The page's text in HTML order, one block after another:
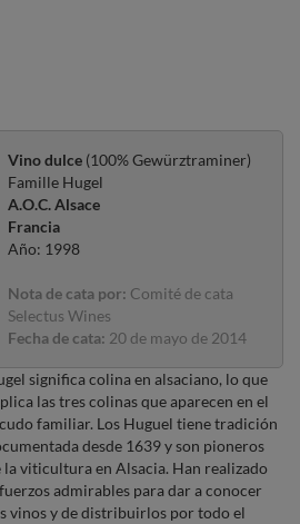
Vino dulce (100% Gewürztraminer)
Famille Hugel
A.O.C. Alsace
Francia
Año: 1998
Nota de cata por: Comité de cata
Selectus Wines
Fecha de cata: 20 de mayo de 2014
significa colina en alsaciano, lo que
las tres colinas que aparecen en el
familiar. Los Huguel tiene tradición
desde 1639 y son pioneros
la viticultura en Alsacia. Han realizado
admirables para dar a conocer
vinos y de distribuirlos por todo el